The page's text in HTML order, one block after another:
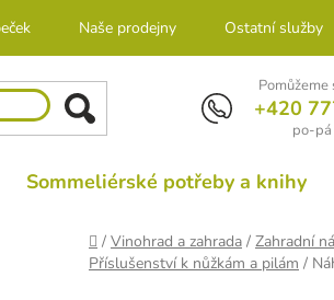
Naše prodejny Ostatní služby
+420
po-
Sommeliérské potřeby a knihy
Domů
/ Vinohrad a zahrada / Zahradní
Příslušenství k nůžkám a pilám /